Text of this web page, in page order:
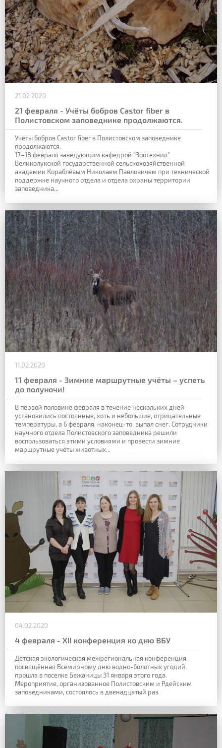
21.02.2020
21 февраля - Учёты бобров Castor fiber в
Полистовском заповеднике продолжаются.
Учёты бобров Castor fiber в Полистовском заповеднике
продолжаются.
17–18 февраля заведующим кафедрой "Зоотехния"
Великолукской государственной сельскохозяйственной
академии Кораблёвым Николаем Павловичем при технической
поддержке научного отдела и отдела охраны территории
заповедника...
11.02.2020
11 февраля - Зимние маршрутные учёты – успеть
до полуночи!
В первой половине февраля в течение нескольких дней
установились постоянные, хоть и небольшие, отрицательные
температуры, а 6 февраля, наконец-то, выпал снег. Сотрудники
научного отдела Полистовского заповедника решили
воспользоваться этими условиями и провести зимние
маршрутные учёты животных...
04.02.2020
4 февраля - XII конференция ко дню ВБУ
Детская экологическая межрегиональная конференция,
посвящённая Всемирному дню водно-болотных угодий,
прошла в поселке Бежаницы 31 января этого года.
Мероприятие, организованное Полистовским и Рдейским
заповедниками, состоялось в двенадцатый раз.